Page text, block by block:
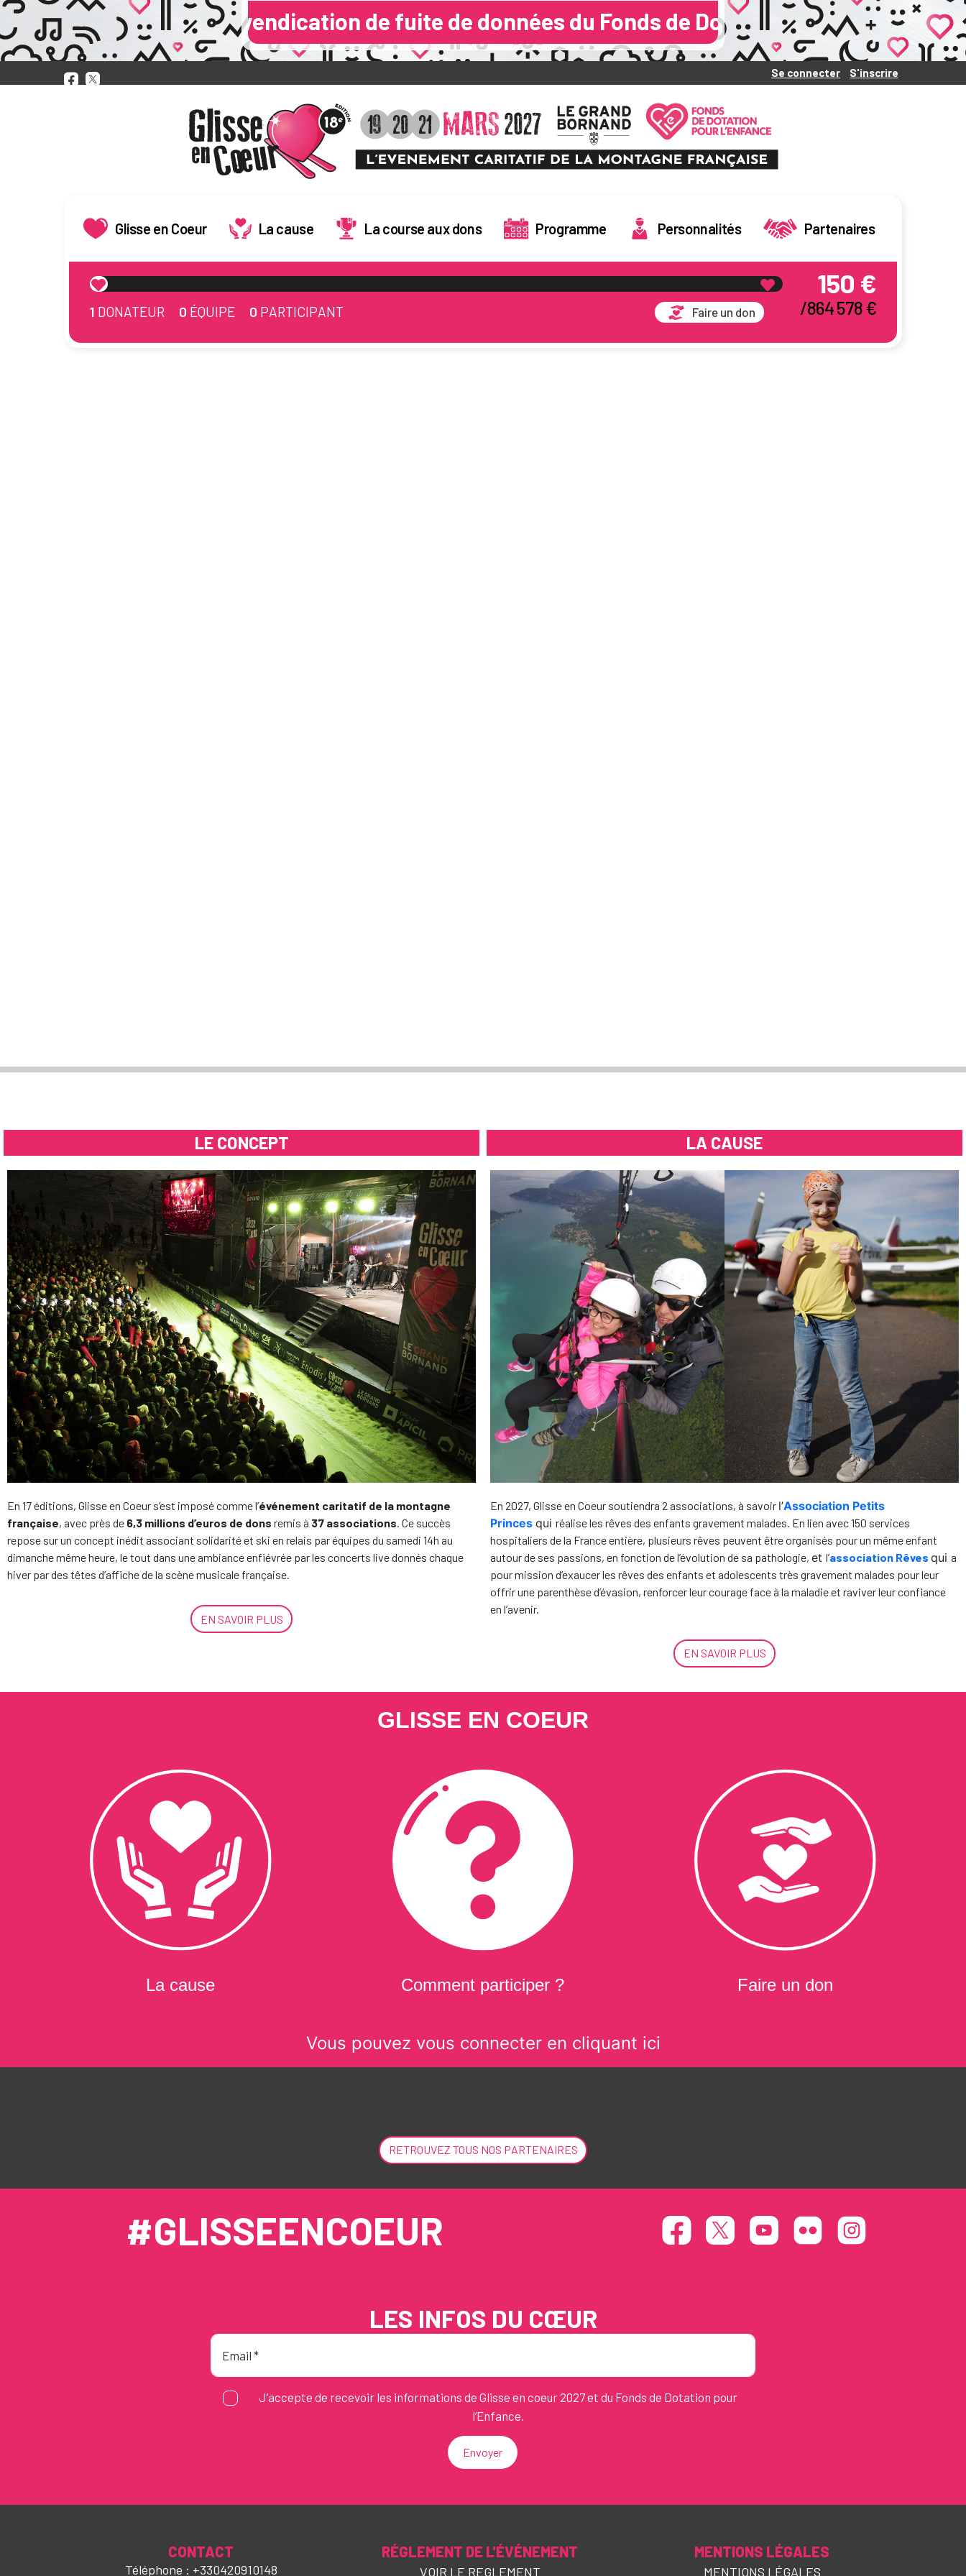
revendication de fuite de données du Fonds de Dotation pour l’Enfance - Cliquez sur le slider
Se connecter S'inscrire
150 €
/864 578 €
1 DONATEUR 0 ÉQUIPE 0 PARTICIPANT Faire un don
Glisse en Coeur La cause La course aux dons Programme Personnalités Partenaires
LE CONCEPT
En 17 éditions, Glisse en Coeur s’est imposé comme l’événement caritatif de la montagne
française, avec près de 6,3 millions d’euros de dons remis à 37 associations. Ce succès
repose sur un concept inédit associant solidarité et ski en relais par équipes du samedi 14h au
dimanche même heure, le tout dans une ambiance enfiévrée par les concerts live donnés chaque
hiver par des têtes d’affiche de la scène musicale française.
EN SAVOIR PLUS
LA CAUSE
En 2027, Glisse en Coeur soutiendra 2 associations, à savoir l’Association Petits
Princes qui réalise les rêves des enfants gravement malades. En lien avec 150 services
hospitaliers de la France entière, plusieurs rêves peuvent être organisés pour un même enfant
autour de ses passions, en fonction de l’évolution de sa pathologie, et l’association Rêves qui a
pour mission d’exaucer les rêves des enfants et adolescents très gravement malades pour leur
offrir une parenthèse d’évasion, renforcer leur courage face à la maladie et raviver leur confiance
en l’avenir.
EN SAVOIR PLUS
GLISSE EN COEUR
La cause Comment participer ? Faire un don
Vous pouvez vous connecter en cliquant ici
RETROUVEZ TOUS NOS PARTENAIRES
#GLISSEENCOEUR
LES INFOS DU CŒUR
J’accepte de recevoir les informations de Glisse en coeur 2027 et du Fonds de Dotation pour
l’Enfance.
Envoyer
CONTACT
Téléphone : +330420910148
RÉGLEMENT DE L'ÉVÉNEMENT
VOIR LE REGLEMENT
MENTIONS LÉGALES
MENTIONS LÉGALES